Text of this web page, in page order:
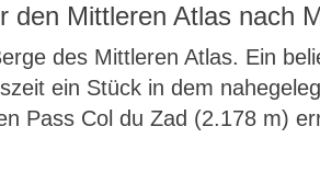
den Mittleren Atlas nach
des Mittleren Atlas. Ein
ein Stück in dem
Pass Col du Zad (2.178 m)